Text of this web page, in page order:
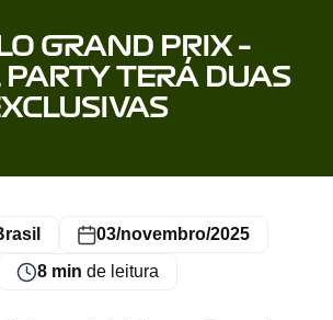
GRAND PRIX –
TERÁ DUAS
03/novembro/2025
8 min de leitura